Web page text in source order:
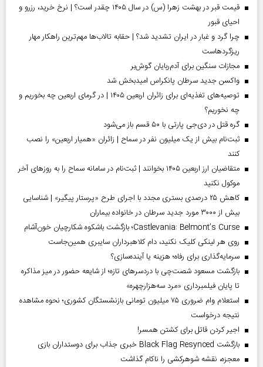
قیمت قبر در بهشت زهرا (س) در سال ۱۴۰۵ چقدر است؟ | نرخ خرید، رزرو و
احیای قبور
چرا گرد و غبار در ایران تشدید شد؟ | حقابه تالاب‌ها مهم‌ترین راهکار مهار
ریزگردهاست
مجازات سنگین برای آدم‌ربایان گوش‌بر
واکسن جدید سرطان پانکراس امیدبخش شد
توصیه‌های تغذیه‌ای برای زائران اربعین ۱۴۰۵ | در گرمای اربعین چه بخوریم و
چه نخوریم؟
گره قتل در دی‌جی پارتی با ۵۰ قسم باز می‌شود
ثبت‌نام بیش از یک میلیون نفر در سماح | زائران «همیار اربعین» را نصب
کنند
متقاضیان ارز اربعین ۱۴۰۵ بخوانند | ثبت‌نام در سامانه سماح را به روز‌های آخر
موکول نکنید
کاهش ۲۵ درصدی بستری مجدد با اجرای طرح «پرستار پیگیر» | شناسایی
بیش از ۳۰۰۰ مورد جدید سرطان در خانواده بیماران
Castlevania: Belmont’s Curse؛ بازگشت باشکوه شکارچیان خون‌آشام
روی هر لینکی کلیک نکنید، دام کلاهبرداران سایبری همین‌جاست
سرمایه‌گذاری برای رفاه؛ هزینه یا آینده‌سازی؟
بازگشت مسعود شصت‌چی با دردسر‌های تازه؛ از شایعه حضور در میز مذاکره
تا پایان فیلمبرداری «مرد سه‌هزارچهره»
استعلام وام ضروری ۷۵ میلیون تومانی بازنشستگان کشوری؛ نحوه مشاهده
نتیجه درخواست
اجیر کردن قاتل برای کشتن همسر!
بازگشت Black Flag Resynced خبری جذاب برای دوستداران بازی
معجزه، نقشه شوهرکشی را ناکام گذاشت